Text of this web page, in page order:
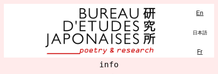
En
日本語
Fr
info
MENU